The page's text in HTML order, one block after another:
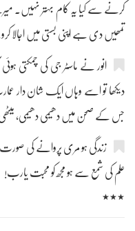
کرنے سے کیا یہ کام بہتر نہیں۔
تمھیں دی ہے اپنی بستی میں اجالا
انور نے ماسٹر جی کی چمکتی
دیکھا تو اسے وہاں ایک شان دار
جس کے صحن میں دھیمی دھیمی، میٹھی
زندگی ہو مری پروانے کی
علم کی شمع سے ہو مجھ کو محبت یارب!
٭٭٭